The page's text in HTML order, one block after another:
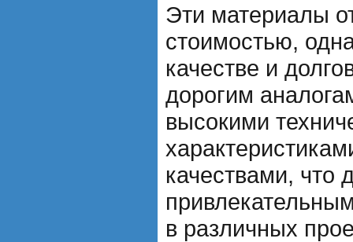
Эти материалы
стоимостью,
качестве и
дорогим
высокими
качествами, что
в различных